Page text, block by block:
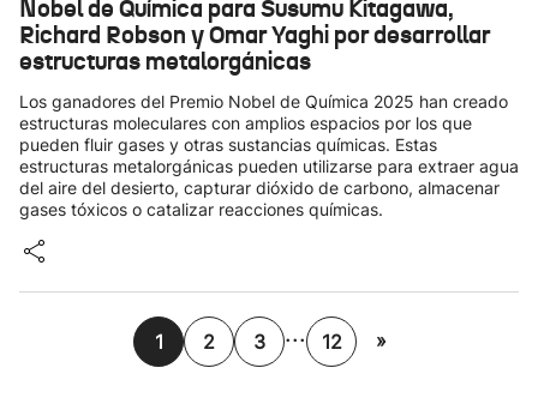
Nobel de Química para Susumu Kitagawa,
Richard Robson y Omar Yaghi por desarrollar
estructuras metalorgánicas
Los ganadores del Premio Nobel de Química 2025 han creado
estructuras moleculares con amplios espacios por los que
pueden fluir gases y otras sustancias químicas. Estas
estructuras metalorgánicas pueden utilizarse para extraer agua
del aire del desierto, capturar dióxido de carbono, almacenar
gases tóxicos o catalizar reacciones químicas.
1 2 3 ... 12 »